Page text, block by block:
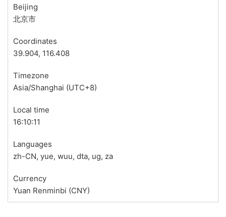
Beijing
北京市
Coordinates
39.904, 116.408
Timezone
Asia/Shanghai (UTC+8)
Local time
16:10:11
Languages
zh-CN, yue, wuu, dta, ug, za
Currency
Yuan Renminbi (CNY)